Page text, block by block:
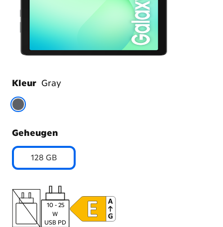
Kleur Gray
Kies
je
Geheugen
Kies
het
128 GB
10 - 25
W
USB PD